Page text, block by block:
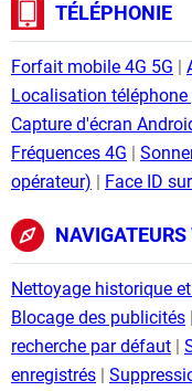
TÉLÉPHONIE
Forfait mobile 4G 5G
Localisation téléphone
Capture d'écran
Fréquences 4G
opérateur)
Face ID
NAVIGATEURS
Nettoyage historique
Blocage des publicités
recherche par défaut
enregistrés